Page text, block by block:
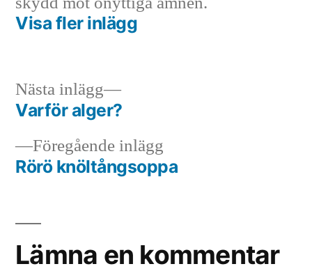
Visa fler inlägg
Inläggsnavigering
Föregående inlägg
inlägg:
Rörö knöltångsoppa
Nästa inlägg
Nästa
inlägg:
Varför alger?
Lämna en kommentar